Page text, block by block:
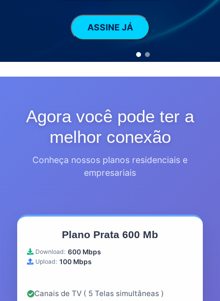
ASSINE JÁ
ASSINE JÁ
Agora você pode ter a
melhor conexão
Conheça nossos planos residenciais e
empresariais
Plano Prata 600 Mb
Download: 600 Mbps
Upload: 100 Mbps
Canais de TV ( 5 Telas simultâneas )